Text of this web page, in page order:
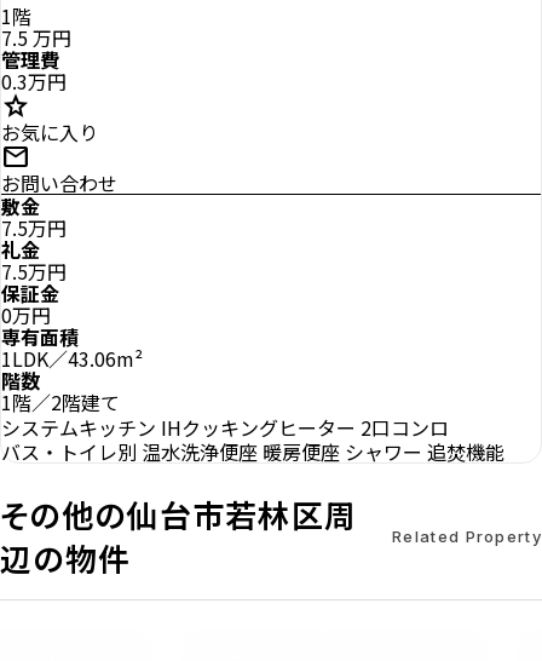
1階
7.5万円
管理費
0.3万円
star
お気に入り
mail
お問い合わせ
敷金
7.5万円
礼金
7.5万円
保証金
0万円
専有面積
1LDK／43.06m²
階数
1階／2階建て
システムキッチン IHクッキングヒーター 2口コンロ
バス・トイレ別 温水洗浄便座 暖房便座 シャワー 追焚機能
その他の仙台市若林区周
辺の物件
Related Property